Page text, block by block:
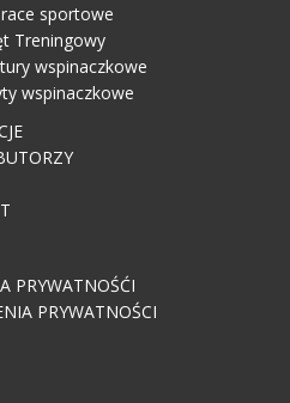
sportowe
Treningowy
wspinaczkowe
wspinaczkowe
PRYWATNOŚĆI
PRYWATNOŚCI